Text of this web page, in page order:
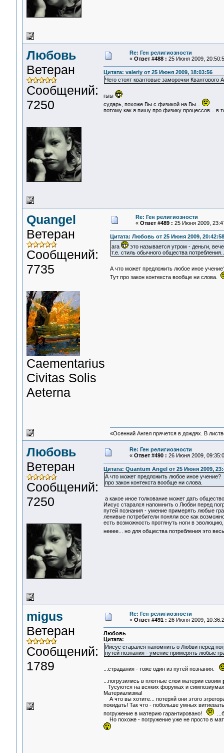
Любовь
Ветеран
Сообщений:
7250
Re: Ген религиозности
« Ответ #488 : 25 Июня 2009,
Цитата: valeriy от 25 Июня 2009, 18:03:56
Чего стоят квантовые заморочки
гыы
сударь, похоже Вы с физикой на Вы...
потому как я пишу про физику процессов... в
Quangel
Ветеран
Сообщений:
7735
Сaementarius
Civitas Solis
Aeterna
Re: Ген религиозности
« Ответ #489 : 25 Июня 2009,
Цитата: Любовь от 25 Июня 2009, 20:42:58
ага
это называется утром - деньги,
т.е. стиль обычного общества
А что может предложить любое иное
Тут про закон контекста вообще ни слова.
«Осенний Ангел прячется в дождях. В
Любовь
Ветеран
Сообщений:
7250
Re: Ген религиозности
« Ответ #490 : 26 Июня 2009,
Цитата: Quantum Angel от 25 Июня 2009,
А что может предложить любое иное
про закон контекста вообще ни слова.
а какое иное толкование может дать
Иисус старался напомнить о Любви перед
путей познания - умение примерять любые
ленивые потребители поняли все как
есть возможность протянуть ноги в
нееее... но для общества потребления это
migus
Ветеран
Сообщений:
1789
Re: Ген религиозности
« Ответ #491 : 26 Июня 2009,
Любовь
Цитата:
Иисус старался напомнить о Любви перед
путей познания - умение примерять любые
...страдания - тоже один из путей познания.
...погрузились в плотные слои материи своим
Тусуются на всяких форумах и
Материализма!
А что вы хотите... потеряй они этого
покидать! Так что - побольше умных
погружение в материю гарантировано!
Но похоже - погружение уже не просто в